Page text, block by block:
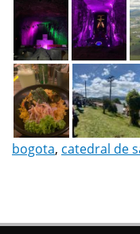
bogota, catedral de